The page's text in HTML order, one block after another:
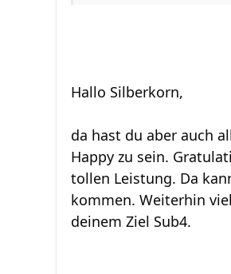
Hallo Silberkorn,
da hast du aber auch
Happy zu sein.
tollen Leistung. Da
kommen. Weiterhin
deinem Ziel Sub4.